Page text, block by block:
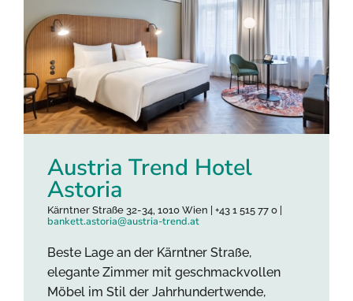
Austria Trend Hotel
Astoria
Kärntner Straße 32-34, 1010 Wien | +43 1 515 77 0 |
bankett.astoria@austria-trend.at
Beste Lage an der Kärntner Straße,
elegante Zimmer mit geschmackvollen
Möbel im Stil der Jahrhundertwende,